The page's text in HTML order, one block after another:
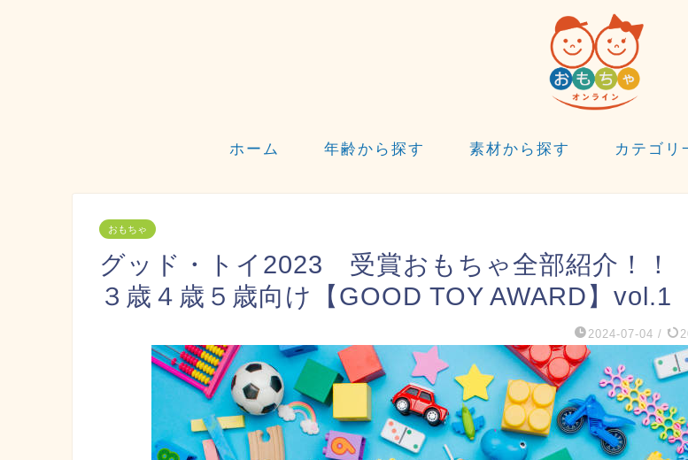
ホーム 年齢から探す 素材から探す カテゴリ
おもちゃ
グッド・トイ2023 受賞おもちゃ全部紹介！！
３歳４歳５歳向け【GOOD TOY AWARD】vol.1
2024-07-04 /